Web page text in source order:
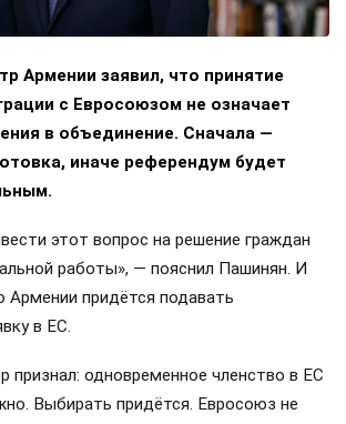
Армении заявил, что принятие
с Евросоюзом не означает
в объединение. Сначала —
иначе референдум будет
этот вопрос на решение граждан
работы», — пояснил Пашинян. И
Армении придётся подавать
в ЕС.
признал: одновременное членство в ЕС
Выбирать придётся. Евросоюз не